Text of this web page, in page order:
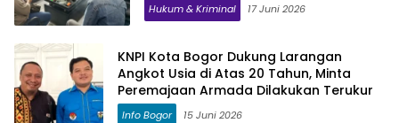
Hukum & Kriminal 17 Juni 2026
KNPI Kota Bogor Dukung Larangan
Angkot Usia di Atas 20 Tahun, Minta
Peremajaan Armada Dilakukan Terukur
Info Bogor 15 Juni 2026